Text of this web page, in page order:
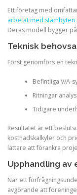
Ett företag med
arbetat med
Deras modell bygger
Teknisk
Först genomförs en
Befintliga V/A-
Ritningar
Tidigare
Resultatet är ett
kostnadskalkyler och
lättare att förankra
Upphandling av
När ett
avgörande att